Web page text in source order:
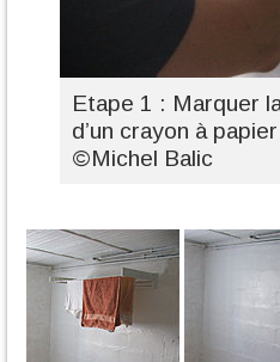
Etape 1 : Marquer
d’un crayon à
©Michel Balic